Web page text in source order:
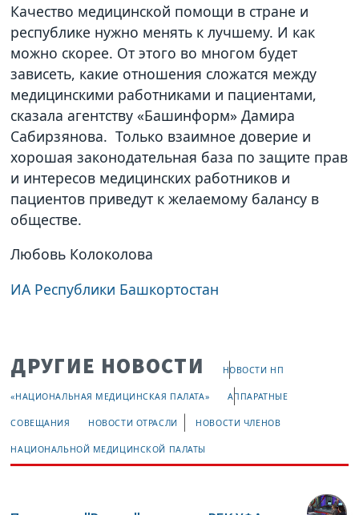
Качество медицинской помощи в стране и
республике нужно менять к лучшему. И как
можно скорее. От этого во многом будет
зависеть, какие отношения сложатся между
медицинскими работниками и пациентами,
сказала агентству «Башинформ» Дамира
Сабирзянова. Только взаимное доверие и
хорошая законодательная база по защите прав
и интересов медицинских работников и
пациентов приведут к желаемому балансу в
обществе.
Любовь Колоколова
ИА Республики Башкортостан
ДРУГИЕ НОВОСТИ НОВОСТИ НП
«НАЦИОНАЛЬНАЯ МЕДИЦИНСКАЯ ПАЛАТА» АППАРАТНЫЕ
СОВЕЩАНИЯ НОВОСТИ ОТРАСЛИ НОВОСТИ ЧЛЕНОВ
НАЦИОНАЛЬНОЙ МЕДИЦИНСКОЙ ПАЛАТЫ